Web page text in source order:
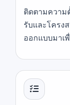
ติดตามความ
รับและโครง
ออกแบบมาเ